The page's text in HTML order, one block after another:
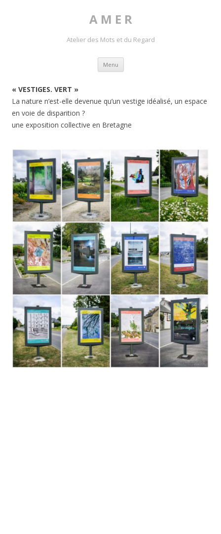
A M E R
Atelier des Mots et du Regard
Menu Skip to content
« VESTIGES. VERT »
La nature n’est-elle devenue qu’un vestige idéalisé, un espace
en voie de disparition ?
une exposition collective en Bretagne